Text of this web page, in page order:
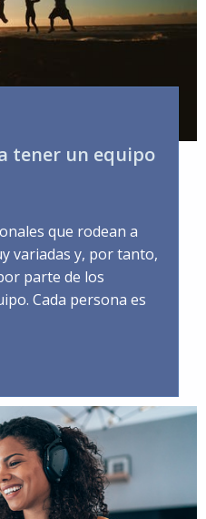
tener un equipo
que rodean a
variadas y, por tanto,
parte de los
Cada persona es